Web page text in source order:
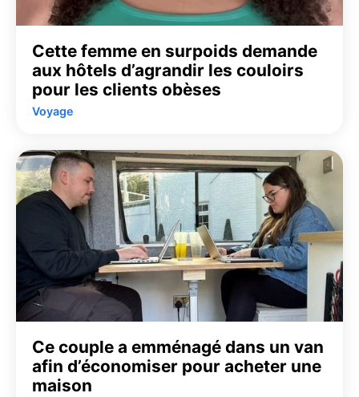
Cette femme en surpoids demande
aux hôtels d’agrandir les couloirs
pour les clients obèses
Voyage
Ce couple a emménagé dans un van
afin d’économiser pour acheter une
maison